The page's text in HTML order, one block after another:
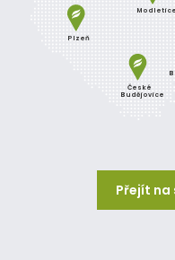
Modletice
České
Budějovice
Plzeň
Přejít na